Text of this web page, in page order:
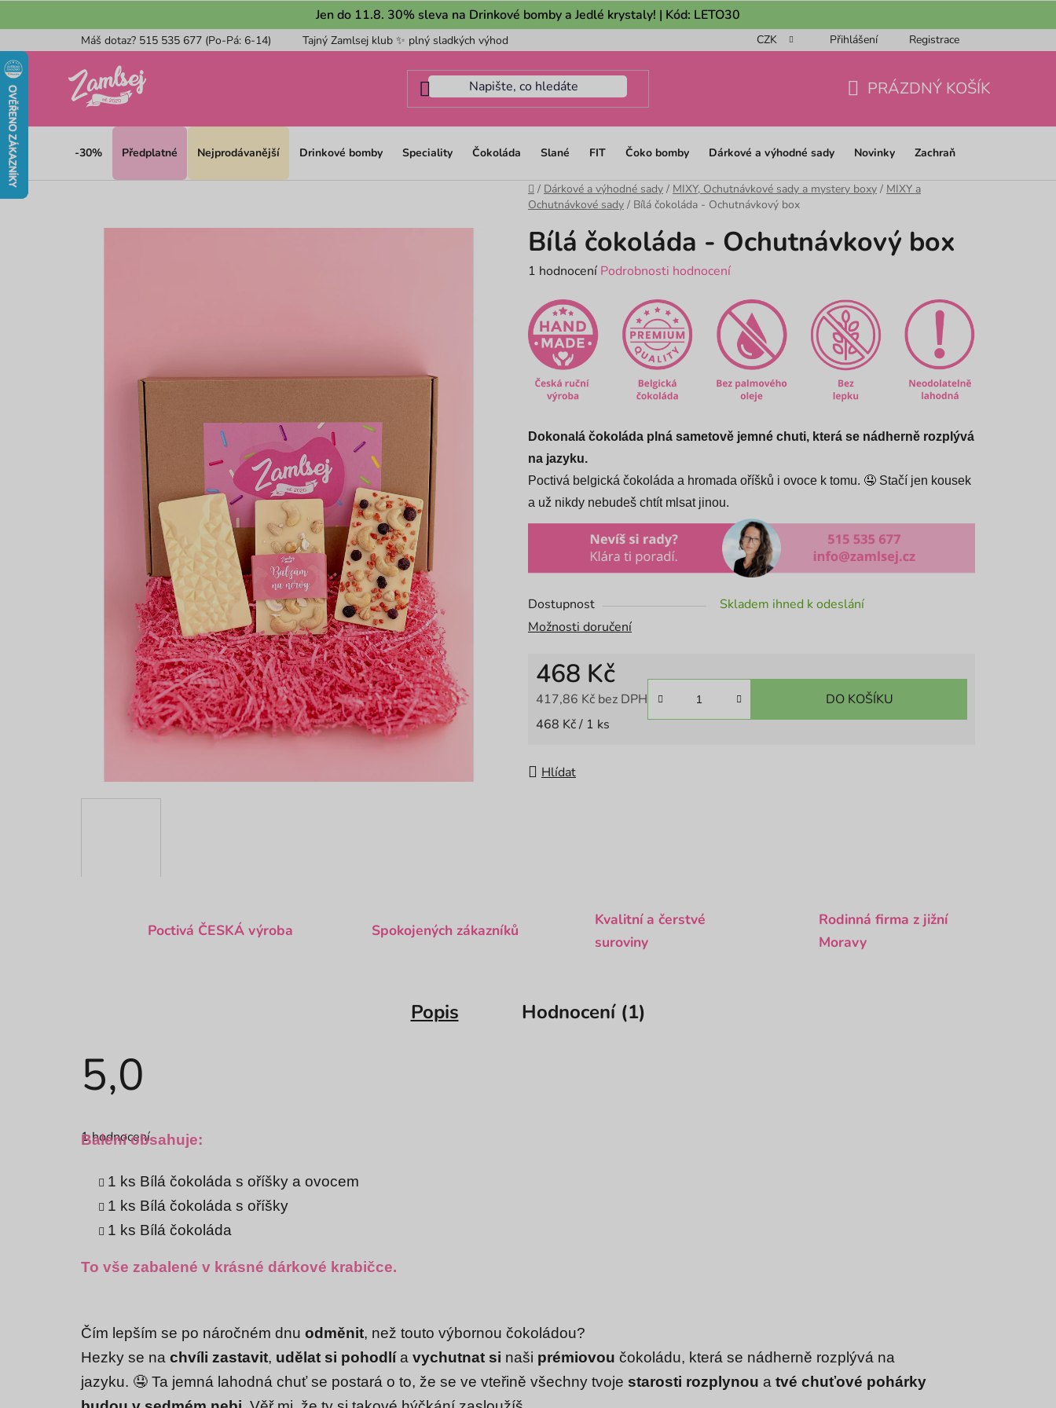
na
Jen do 11.8. 30% sleva na Drinkové bomby a Jedlé krystaly! | Kód: LETO30
Máš dotaz? 515 535 677 (Po-Pá: 6-14) Tajný Zamlsej klub ✨ plný sladkých výhod Mám dotaz na mou objednávku 📦 Obchodní podmínky Podmínky ochrany
CZK Přihlášení Registrace
KOŠÍK
PRÁZDNÝ KOŠÍK
-30% Předplatné Nejprodávanější Drinkové bomby Speciality Čokoláda Slané FIT Čoko bomby Dárkové a výhodné sady Novinky Zachraň
Domů
/ Dárkové a výhodné sady / MIXY, Ochutnávkové sady a mystery boxy / MIXY a
Ochutnávkové sady / Bílá čokoláda - Ochutnávkový box
Bílá čokoláda - Ochutnávkový box
Průměrné
produktu
je
5,0
1 hodnocení Podrobnosti hodnocení
Dokonalá čokoláda plná sametově jemné chuti, která se nádherně rozplývá
na jazyku.
Poctivá belgická čokoláda a hromada oříšků i ovoce k tomu. 🤤 Stačí jen kousek
a už nikdy nebudeš chtít mlsat jinou.
Dostupnost
Skladem ihned k odeslání
Možnosti doručení
468 Kč
417,86 Kč bez DPH
Měrná cena:
468 Kč / 1 ks
DO KOŠÍKU
Hlídat
Poctivá ČESKÁ výroba Spokojených zákazníků
Kvalitní a čerstvé
suroviny
Rodinná firma z jižní
Moravy
Popis Hodnocení (1)
5,0
produktu
hvězdiček.
1 hodnocení
Balení obsahuje:
1 ks Bílá čokoláda s oříšky a ovocem
1 ks Bílá čokoláda s oříšky
1 ks Bílá čokoláda
To vše zabalené v krásné dárkové krabičce.
Čím lepším se po náročném dnu odměnit, než touto výbornou čokoládou?
Hezky se na chvíli zastavit, udělat si pohodlía vychutnat si naši prémiovou čokoládu, která se nádherně rozplývá na
jazyku. 🤤 Ta jemná lahodná chuť se postará o to, že se ve vteřině všechny tvoje starosti rozplynou a tvé chuťové pohárky